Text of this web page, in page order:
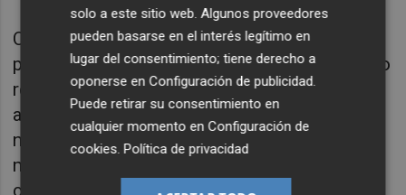
Compromís subraya que las intervenciones
pendientes no son actuaciones menores, sino
reformas integrales, ampliaciones y, en
algunos casos, la construcción completa de
nuevos centros escolares. Se trata de obras
muy necesarias para garantizar unas
condiciones dignas para el alumnado y el
solo a este sitio web. Algunos proveedores
pueden basarse en el interés legítimo en
lugar del consentimiento; tiene derecho a
oponerse enConfiguración de publicidad
Puede retirar su consentimiento en
cualquier momento enConfiguración de
cookies .Política de privacidad